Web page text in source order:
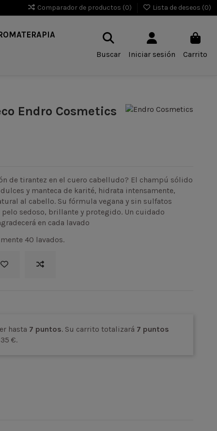
Comparador de productos (0) Lista de deseos (0)
Buscar Iniciar sesión Carrito
Endro Cosmetics
de tirantez en el cuero cabelludo? El champú sólido
y manteca de karité, hidrata intensamente,
al cabello. Su fórmula vegana y sin sulfatos
sedoso, brillante y protegido. Un cuidado
en cada lavado
40 lavados.
hasta 7 puntos. Su carrito totalizará 7 puntos
€.